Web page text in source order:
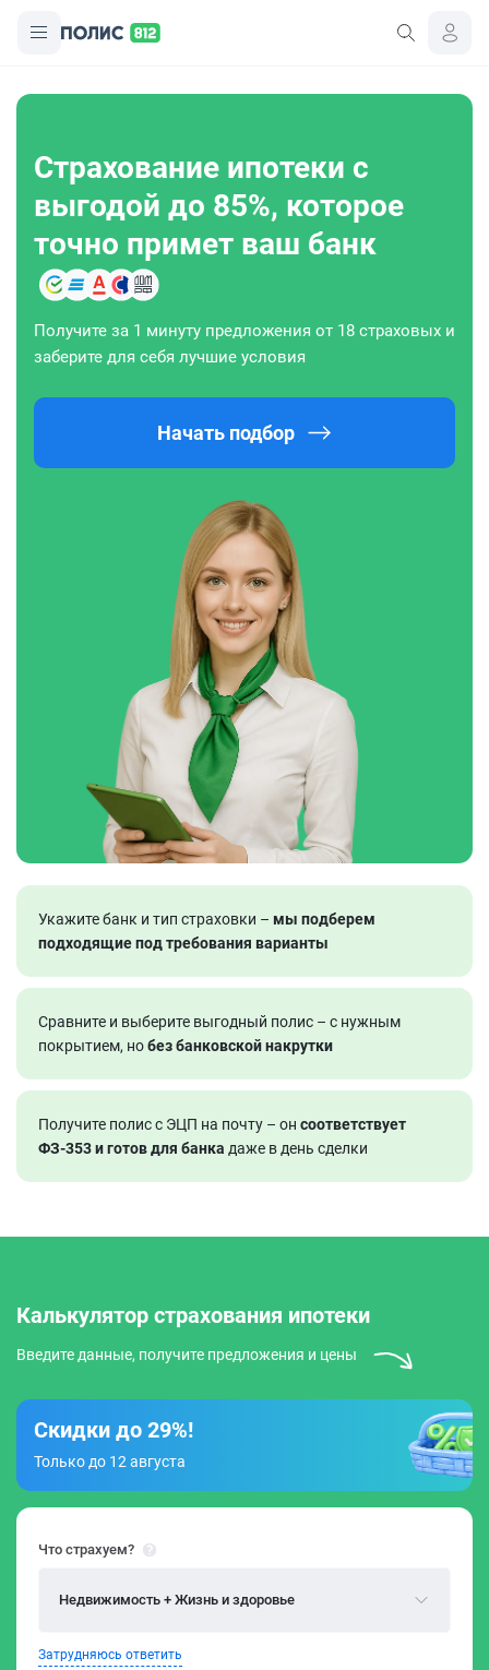
Страхование ипотеки с
выгодой до 85%, которое
точно примет ваш банк
Получите за 1 минуту предложения от 18 страховых и
заберите для себя лучшие условия
Начать подбор
Укажите банк и тип страховки – мы подберем
подходящие под требования варианты
Сравните и выберите выгодный полис – с нужным
покрытием, нобез банковской накрутки
Получите полис с ЭЦП на почту – он соответствует
ФЗ‑353 и готов для банка даже в день сделки
Калькулятор страхования ипотеки
Введите данные, получите предложения и цены
Скидки до 29%!
Только до 12 августа
Что страхуем?
Недвижимость + Жизнь и здоровье
Затрудняюсь ответить